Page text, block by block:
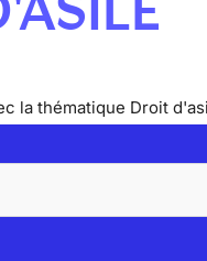
la thématique Droit